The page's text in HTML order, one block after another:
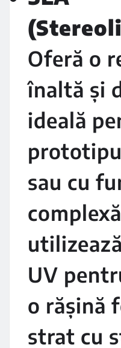
Oferă o
înaltă și
ideală
sau cu
UV
o rășină
strat cu